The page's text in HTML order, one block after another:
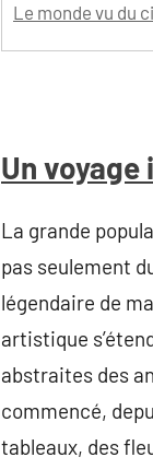
Le monde vu du
Un
La grande
pas seulement
légendaire de
artistique
abstraites des
commencé,
tableaux, des